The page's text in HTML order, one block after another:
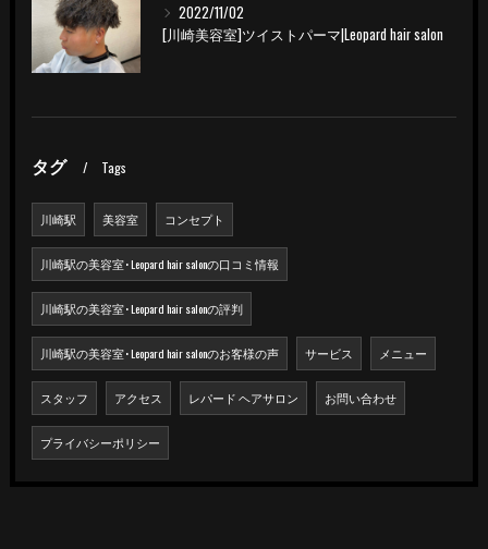
2022/11/02
[川崎美容室]ツイストパーマ|Leopard hair salon
タグ Tags
川崎駅 美容室 コンセプト
川崎駅の美容室･Leopard hair salonの口コミ情報
川崎駅の美容室･Leopard hair salonの評判
川崎駅の美容室･Leopard hair salonのお客様の声 サービス メニュー
スタッフ アクセス レパード ヘアサロン お問い合わせ
プライバシーポリシー